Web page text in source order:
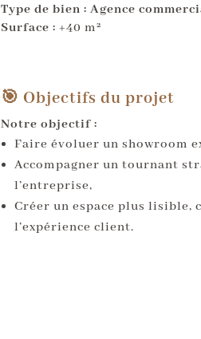
Type de bien : Agence
Surface : +40 m²
🎯 Objectifs du projet
Notre objectif :
Faire évoluer un showroom
Accompagner un tournant
l’entreprise,
Créer un espace plus lisible,
l’expérience client.